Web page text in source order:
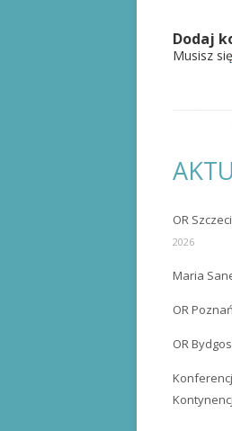
Dodaj
Musisz się
OR
2026
Maria
OR
OR